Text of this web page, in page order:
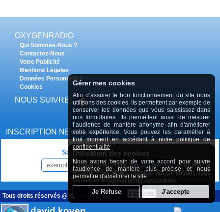
OXYGENRADIO
Qui Sommes-Nous ?
Contactez-Nous
Votre Publicité
Mentions Légales
Données Personnelles
Cookies
NOUS SUIVRE
INSCRIPTION NEWSLETTER
Saisissez votre adresse e-mail :
INSCRIPTION
Tous droits réservés @OxygenRadio.fr 2009 - 2020
Utilisation des cookies
OxygenRadio utilise des cookies pour vous offrir la
meilleure expérience possible. En continuant, vous
consentez à l'utilisation de ces cookies.
Gérer mes cookies
Afin d’assurer le bon fonctionnement du site nous
utilisons des cookies. Ils permettent par exemple de
conserver les données que vous saississez dans
nos formulaires. Ils permettent aussi de mesurer
l’audience de manière anonyme afin d'améliorer
votre expérience. Vous pouvez les paramétrer à
tout moment en accédant ànotre politique de
confidentialité
Nous avons beosin de votre accord pour suivre
l'audience de manière plus précise et nous
permettre d'améliorer le site.